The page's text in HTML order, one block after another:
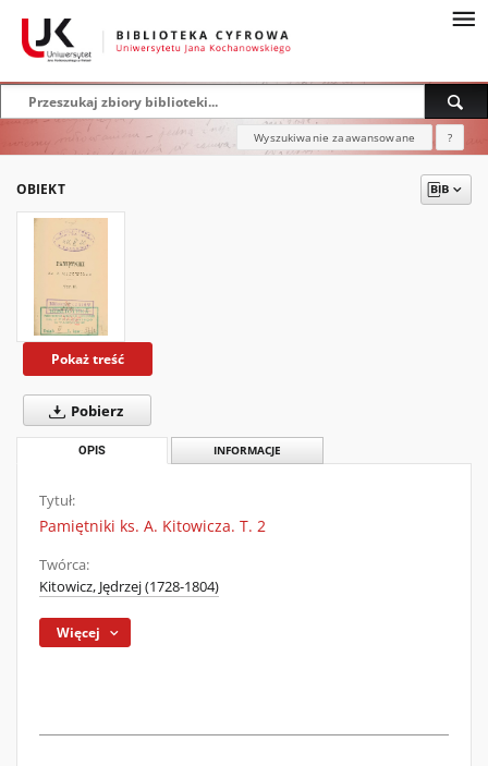
Wyszukiwanie zaawansowane ?
OBIEKT
Pokaż treść
Pobierz
OPIS INFORMACJE
Tytuł:
Pamiętniki ks. A. Kitowicza. T. 2
Twórca:
Kitowicz, Jędrzej (1728-1804)
Więcej